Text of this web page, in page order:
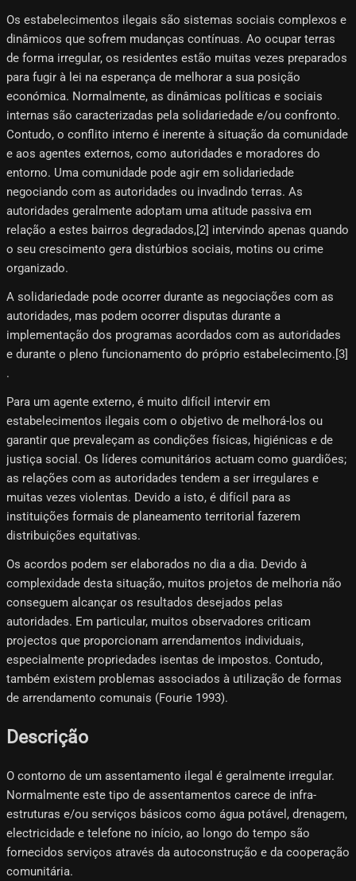
Os estabelecimentos ilegais são sistemas sociais complexos e
dinâmicos que sofrem mudanças contínuas. Ao ocupar terras
de forma irregular, os residentes estão muitas vezes preparados
para fugir à lei na esperança de melhorar a sua posição
económica. Normalmente, as dinâmicas políticas e sociais
internas são caracterizadas pela solidariedade e/ou confronto.
Contudo, o conflito interno é inerente à situação da comunidade
e aos agentes externos, como autoridades e moradores do
entorno. Uma comunidade pode agir em solidariedade
negociando com as autoridades ou invadindo terras. As
autoridades geralmente adoptam uma atitude passiva em
relação a estes bairros degradados,[2] intervindo apenas quando
o seu crescimento gera distúrbios sociais, motins ou crime
organizado.
A solidariedade pode ocorrer durante as negociações com as
autoridades, mas podem ocorrer disputas durante a
implementação dos programas acordados com as autoridades
e durante o pleno funcionamento do próprio estabelecimento.[3]​
.
Para um agente externo, é muito difícil intervir em
estabelecimentos ilegais com o objetivo de melhorá-los ou
garantir que prevaleçam as condições físicas, higiénicas e de
justiça social. Os líderes comunitários actuam como guardiões;
as relações com as autoridades tendem a ser irregulares e
muitas vezes violentas. Devido a isto, é difícil para as
instituições formais de planeamento territorial fazerem
distribuições equitativas.
Os acordos podem ser elaborados no dia a dia. Devido à
complexidade desta situação, muitos projetos de melhoria não
conseguem alcançar os resultados desejados pelas
autoridades. Em particular, muitos observadores criticam
projectos que proporcionam arrendamentos individuais,
especialmente propriedades isentas de impostos. Contudo,
também existem problemas associados à utilização de formas
de arrendamento comunais (Fourie 1993).
Descrição
O contorno de um assentamento ilegal é geralmente irregular.
Normalmente este tipo de assentamentos carece de infra-
estruturas e/ou serviços básicos como água potável, drenagem,
electricidade e telefone no início, ao longo do tempo são
fornecidos serviços através da autoconstrução e da cooperação
comunitária.